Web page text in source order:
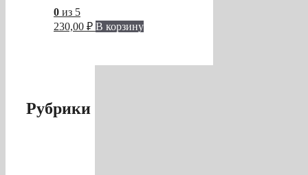
0 из 5
230,00 ₽ В корзину
Рубрики